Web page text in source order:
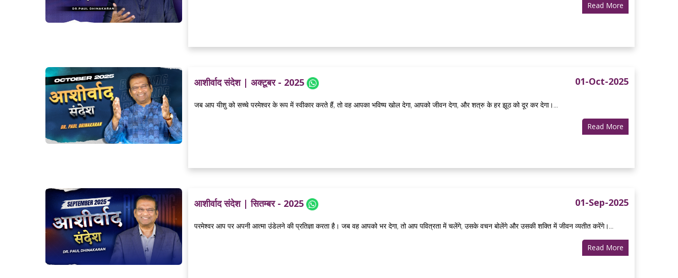
Read More
आशीर्वाद संदेश | अक्टूबर - 2025 01-Oct-2025
जब आप यीशु को सच्चे परमेश्वर के रूप में स्वीकार करते हैं, तो वह आपका भविष्य खोल देगा, आपको जीवन देगा, और शत्रु के हर झूठ को दूर कर देगा।...
Read More
आशीर्वाद संदेश | सितम्बर - 2025 01-Sep-2025
परमेश्वर आप पर अपनी आत्मा उंडेलने की प्रतिज्ञा करता है। जब वह आपको भर देगा, तो आप पवित्रता में चलेंगे, उसके वचन बोलेंगे और उसकी शक्ति में जीवन व्यतीत करेंगे।...
Read More